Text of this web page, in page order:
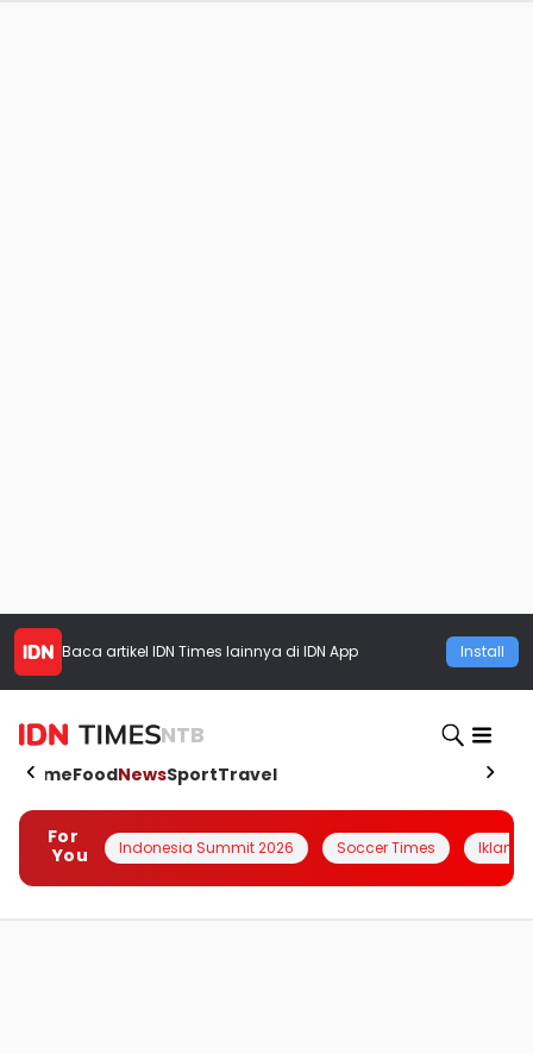
Baca artikel IDN Times lainnya di IDN App Install
NTB
HomeFoodNewsSportTravel
For
You
Indonesia Summit 2026 Soccer Times Iklanin